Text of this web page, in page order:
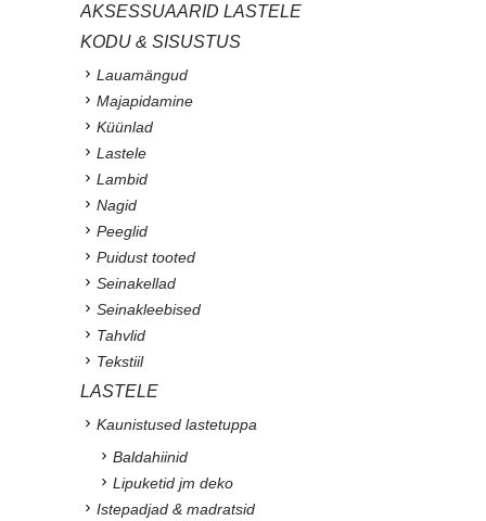
AKSESSUAARID LASTELE
KODU & SISUSTUS
Lauamängud
Majapidamine
Küünlad
Lastele
Lambid
Nagid
Peeglid
Puidust tooted
Seinakellad
Seinakleebised
Tahvlid
Tekstiil
LASTELE
Kaunistused lastetuppa
Baldahiinid
Lipuketid jm deko
Istepadjad & madratsid